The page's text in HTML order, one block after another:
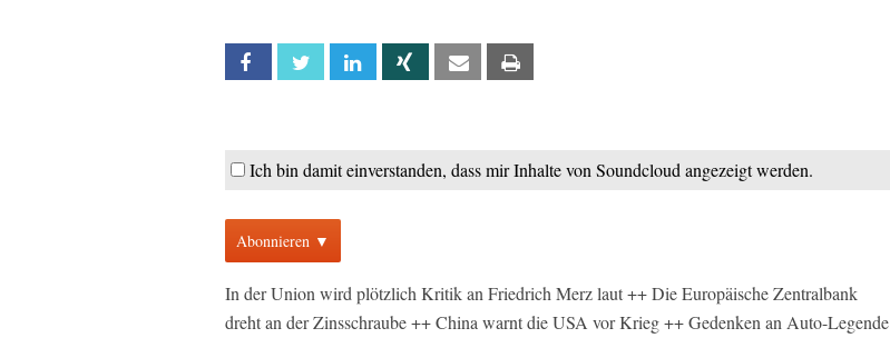
Facebook Twitter Linkedin Xing Email
Ich bin damit einverstanden, dass mir Inhalte von Soundcloud angezeigt werden.
Abonnieren ▼
In der Union wird plötzlich Kritik an Friedrich Merz laut ++ Die Europäische Zentralbank
dreht an der Zinsschraube ++ China warnt die USA vor Krieg ++ Gedenken an Auto-Legende